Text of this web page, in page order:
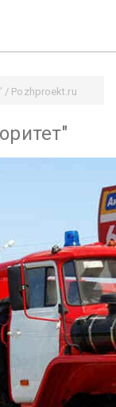
Pozhproekt.ru